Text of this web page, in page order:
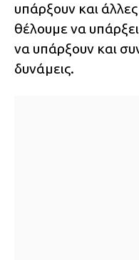
υπάρξουν και
θέλουμε να
να υπάρξουν και
δυνάμεις.